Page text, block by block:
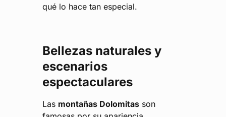
qué lo hace tan especial.
Bellezas naturales y
escenarios
espectaculares
Las montañas Dolomitas son